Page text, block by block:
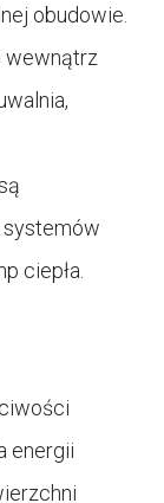
obudowie.
wewnątrz
systemów
ciepła.
energii